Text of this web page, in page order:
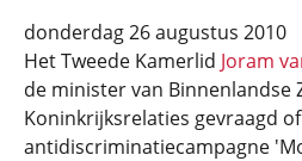
donderdag 26 augustus 2010
Het Tweede Kamerlid Joram
de minister van Binnenlandse
Koninkrijksrelaties gevraagd
antidiscriminatiecampagne